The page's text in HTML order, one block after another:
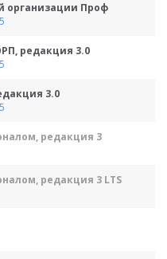
организации Проф
редакция 3.0
3.0
редакция 3
редакция 3 LTS